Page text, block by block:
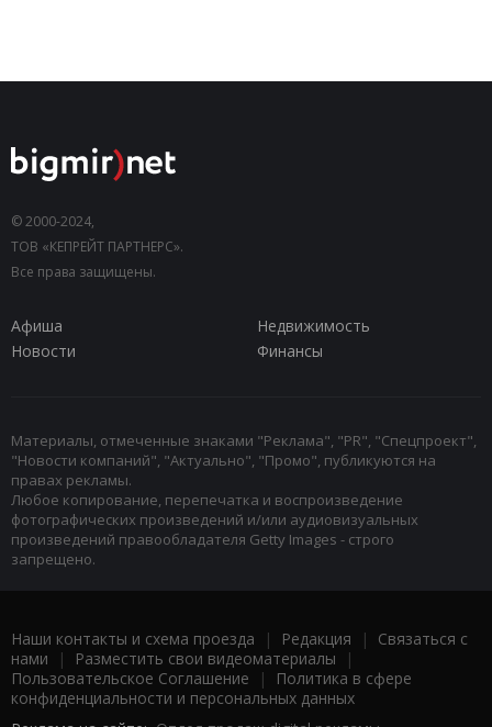
© 2000-2024,
ТОВ «КЕПРЕЙТ ПАРТНЕРС».
Все права защищены.
Афиша
Недвижимость
Новости
Финансы
Материалы, отмеченные знаками "Реклама", "PR", "Спецпроект",
"Новости компаний", "Актуально", "Промо", публикуются на
правах рекламы.
Любое копирование, перепечатка и воспроизведение
фотографических произведений и/или аудиовизуальных
произведений правообладателя Getty Images - строго
запрещено.
Наши контакты и схема проезда | Редакция | Связаться с
нами | Разместить свои видеоматериалы |
Пользовательское Соглашение |
Политика в сфере
конфиденциальности и персональных данных